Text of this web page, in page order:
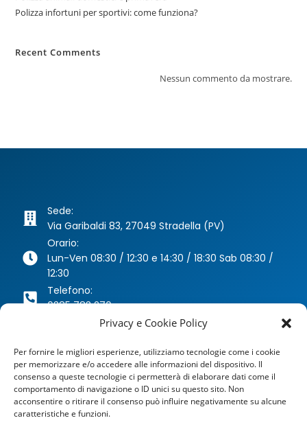
Privacy e Cookie Policy
Per fornire le migliori esperienze, utilizziamo tecnologie come i cookie
per memorizzare e/o accedere alle informazioni del dispositivo. Il
consenso a queste tecnologie ci permetterà di elaborare dati come il
comportamento di navigazione o ID unici su questo sito. Non
acconsentire o ritirare il consenso può influire negativamente su alcune
caratteristiche e funzioni.
Polizza infortuni per sportivi: come funziona?
Recent Comments
Nessun commento da mostrare.
Sede:
Via Garibaldi 83, 27049 Stradella (PV)
Orario:
Lun-Ven 08:30 / 12:30 e 14:30 / 18:30 Sab 08:30 /
12:30
Telefono:
0385 783 270
Email:
agenzia@dragoniassicurazioni.it
PEC:
dragoniassicurazioni@pec.it